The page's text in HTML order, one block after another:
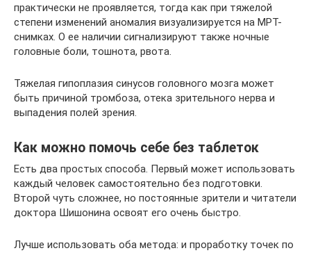
практически не проявляется, тогда как при тяжелой
степени изменений аномалия визуализируется на МРТ-
снимках. О ее наличии сигнализируют также ночные
головные боли, тошнота, рвота.
Тяжелая гипоплазия синусов головного мозга может
быть причиной тромбоза, отека зрительного нерва и
выпадения полей зрения.
Как можно помочь себе без таблеток
Есть два простых способа. Первый может использовать
каждый человек самостоятельно без подготовки.
Второй чуть сложнее, но постоянные зрители и читатели
доктора Шишонина освоят его очень быстро.
Лучше использовать оба метода: и проработку точек по